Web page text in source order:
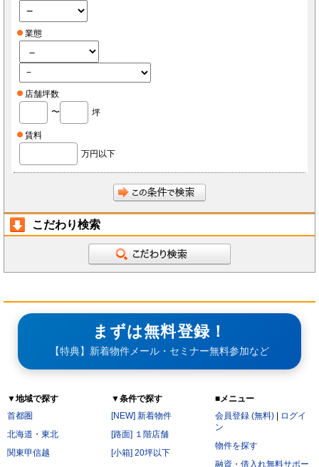
の他店舗・事務所等の出退店に関する情報提供の目的で使用し、それ以外の目的で使用しま
イズ本部・家主等の利害関係者を除き、第三者に対して提供しないものとします。ただし、
裁判所・警察等の要請がある場合を除きます。
会員が個人情報の提供を拒んだ場合、本サービスを利用できないことがあります。
会員は、本サービスを通じて個人情報を取得した場合、自己の責任で個人情報保護に関する
法律を遵守するものとします。
第5条（秘密保持）
について秘密保持義務を負わないものとします。
前項にかかわらず、会員が秘密である旨を付して当社もしくは導入店へ開示し、当社もしく
は導入店がそれに同意した情報について、当社もしくは導入店は本サービスの運営に最低限
必要な会社、当社もしくは導入店の役員、従業員、関連会社、本サービスの再委託先、監査
会員は、当社もしくは導入店から秘密である旨を付して会員へ開示した情報を、会員の役
員、従業員、監査法人、税理士、弁護士を除く第三者へ開示漏洩しないことに同意します。
員は同意します。
開示された時点で既に公知の情報
開示された時点で被開示者が既に知っていた情報
開示された後、被開示者の責めによらず公知となった情報
被開示者が第三者より正当に得た情報
開示された情報と無関係に、被開示者が自ら開発、創作した情報
次の各号のいずれかに該当する場合には、当社が本サービスの提供を停止することがあります。
サービス提供用のシステムの保守または工事の都合上やむを得ない場合
火災・停電などによりサービスの提供ができないと当社が判断した場合
地震、噴火、洪水、津波などの天災、若しくは戦争、変乱、暴動、騒乱、労働争議等により
サービスの提供ができないと当社が判断した場合
した場合
第7条（禁止行為）
会員は以下の各号に該当する行為をおこなってはならないものとします。
他の会員に成りすまし、本サービスを利用する行為
二重に会員登録する行為
当社および他の会員に不利益を与える行為
本規約および法令に違反する行為
業態
店舗坪数
〜
坪
賃料
万円以下
こだわり検索
まずは無料登録！
【特典】新着物件メール・セミナー無料参加など
▼地域で探す
首都圏
北海道・東北
関東甲信越
▼条件で探す
[NEW] 新着物件
[路面] １階店舗
[小箱] 20坪以下
■メニュー
会員登録 (無料)
ログイ
ン
物件を探す
融資・借入れ無料サポー